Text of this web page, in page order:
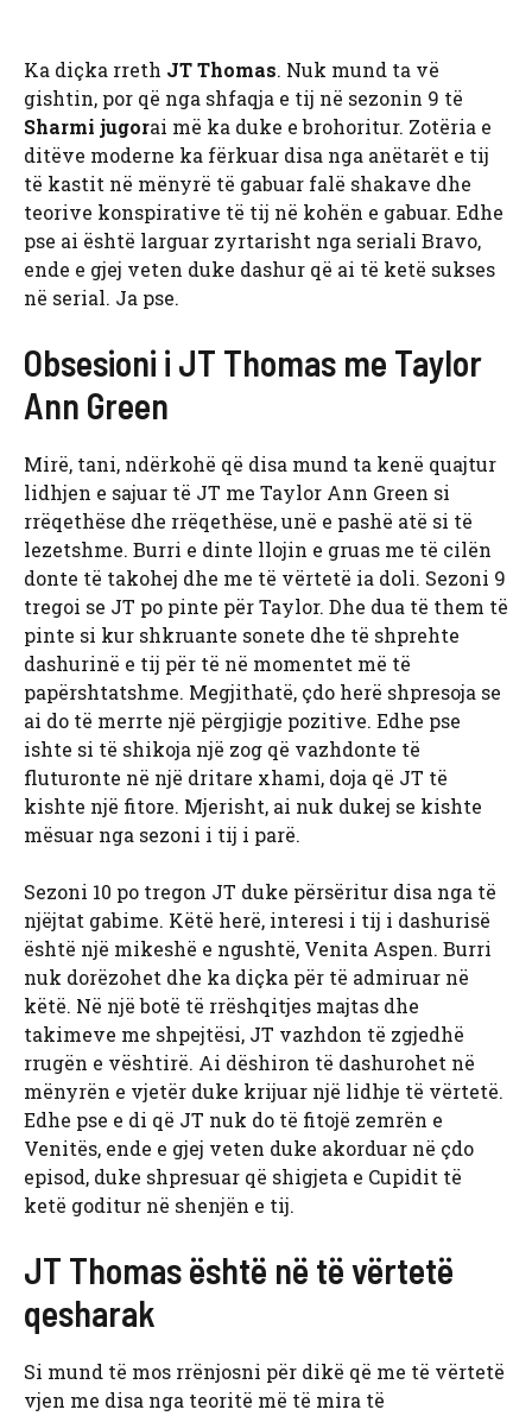
Ka diçka rreth JT Thomas. Nuk mund ta vë
gishtin, por që nga shfaqja e tij në sezonin 9 të
Sharmi jugorai më ka duke e brohoritur. Zotëria e
ditëve moderne ka fërkuar disa nga anëtarët e tij
të kastit në mënyrë të gabuar falë shakave dhe
teorive konspirative të tij në kohën e gabuar. Edhe
pse ai është larguar zyrtarisht nga seriali Bravo,
ende e gjej veten duke dashur që ai të ketë sukses
në serial. Ja pse.
Obsesioni i JT Thomas me Taylor
Ann Green
Mirë, tani, ndërkohë që disa mund ta kenë quajtur
lidhjen e sajuar të JT me Taylor Ann Green si
rrëqethëse dhe rrëqethëse, unë e pashë atë si të
lezetshme. Burri e dinte llojin e gruas me të cilën
donte të takohej dhe me të vërtetë ia doli. Sezoni 9
tregoi se JT po pinte për Taylor. Dhe dua të them të
pinte si kur shkruante sonete dhe të shprehte
dashurinë e tij për të në momentet më të
papërshtatshme. Megjithatë, çdo herë shpresoja se
ai do të merrte një përgjigje pozitive. Edhe pse
ishte si të shikoja një zog që vazhdonte të
fluturonte në një dritare xhami, doja që JT të
kishte një fitore. Mjerisht, ai nuk dukej se kishte
mësuar nga sezoni i tij i parë.
Sezoni 10 po tregon JT duke përsëritur disa nga të
njëjtat gabime. Këtë herë, interesi i tij i dashurisë
është një mikeshë e ngushtë, Venita Aspen. Burri
nuk dorëzohet dhe ka diçka për të admiruar në
këtë. Në një botë të rrëshqitjes majtas dhe
takimeve me shpejtësi, JT vazhdon të zgjedhë
rrugën e vështirë. Ai dëshiron të dashurohet në
mënyrën e vjetër duke krijuar një lidhje të vërtetë.
Edhe pse e di që JT nuk do të fitojë zemrën e
Venitës, ende e gjej veten duke akorduar në çdo
episod, duke shpresuar që shigjeta e Cupidit të
ketë goditur në shenjën e tij.
JT Thomas është në të vërtetë
qesharak
Si mund të mos rrënjosni për dikë që me të vërtetë
vjen me disa nga teoritë më të mira të